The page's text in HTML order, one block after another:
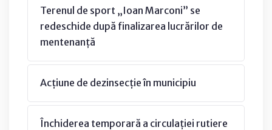
Terenul de sport „Ioan Marconi” se
redeschide după finalizarea lucrărilor de
mentenanță
Acțiune de dezinsecție în municipiu
Închiderea temporară a circulației rutiere